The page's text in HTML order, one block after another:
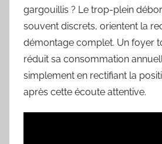
gargouillis ? Le trop-plein
souvent discrets, orientent la
démontage complet. Un foyer
réduit sa consommation
simplement en rectifiant la
après cette écoute attentive.